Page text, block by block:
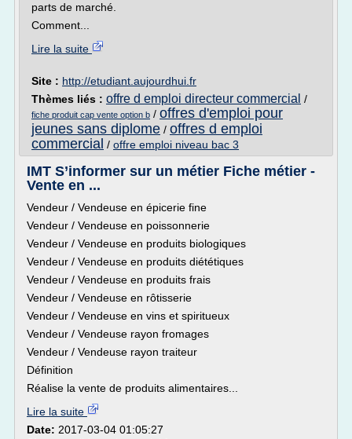
parts de marché.
Comment...
Lire la suite
Site : http://etudiant.aujourdhui.fr
Thèmes liés : offre d emploi directeur commercial /
fiche produit cap vente option b / offres d'emploi pour
jeunes sans diplome / offres d emploi
commercial / offre emploi niveau bac 3
IMT S’informer sur un métier Fiche métier -
Vente en ...
Vendeur / Vendeuse en épicerie fine
Vendeur / Vendeuse en poissonnerie
Vendeur / Vendeuse en produits biologiques
Vendeur / Vendeuse en produits diététiques
Vendeur / Vendeuse en produits frais
Vendeur / Vendeuse en rôtisserie
Vendeur / Vendeuse en vins et spiritueux
Vendeur / Vendeuse rayon fromages
Vendeur / Vendeuse rayon traiteur
Définition
Réalise la vente de produits alimentaires...
Lire la suite
Date: 2017-03-04 01:05:27